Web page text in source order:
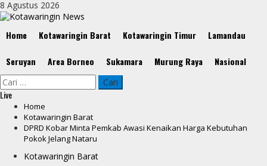
Skip
to
8 Agustus 2026
Menu
Home Kotawaringin Barat Kotawaringin Timur Lamandau
Seruyan Area Borneo Sukamara Murung Raya Nasional
Cari
untuk:
Live
Home
Kotawaringin Barat
DPRD Kobar Minta Pemkab Awasi Kenaikan Harga Kebutuhan
Pokok Jelang Nataru
Kotawaringin Barat